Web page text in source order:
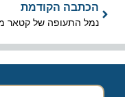
הכתבה הקודמת